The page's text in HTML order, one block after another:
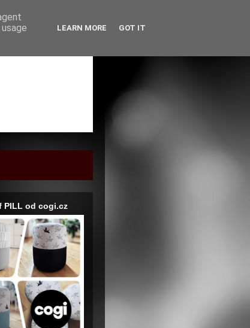
PILL od cogi.cz
LEARN MORE GOT IT